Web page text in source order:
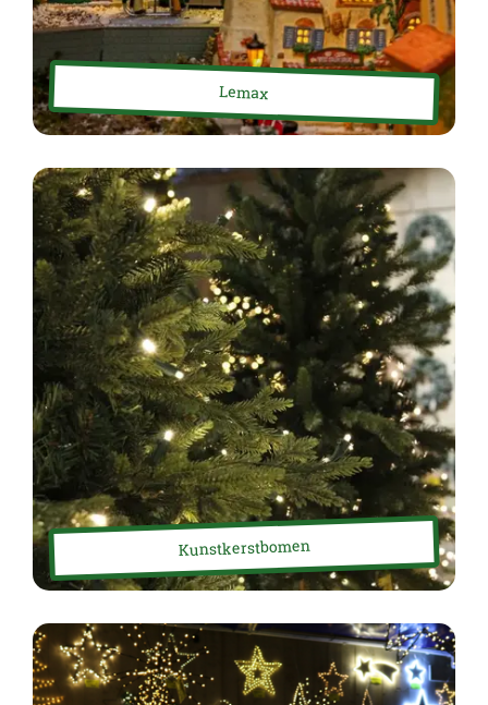
Lemax
Kunstkerstbomen